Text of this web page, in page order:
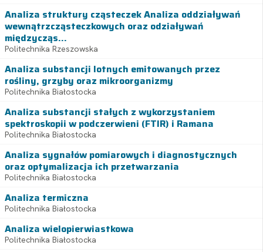
Analiza struktury cząsteczek Analiza oddziaływań
wewnątrzcząsteczkowych oraz odziaływań
międzycząs...
Politechnika Rzeszowska
Analiza substancji lotnych emitowanych przez
rośliny, grzyby oraz mikroorganizmy
Politechnika Białostocka
Analiza substancji stałych z wykorzystaniem
spektroskopii w podczerwieni (FTIR) i Ramana
Politechnika Białostocka
Analiza sygnałów pomiarowych i diagnostycznych
oraz optymalizacja ich przetwarzania
Politechnika Białostocka
Analiza termiczna
Politechnika Białostocka
Analiza wielopierwiastkowa
Politechnika Białostocka